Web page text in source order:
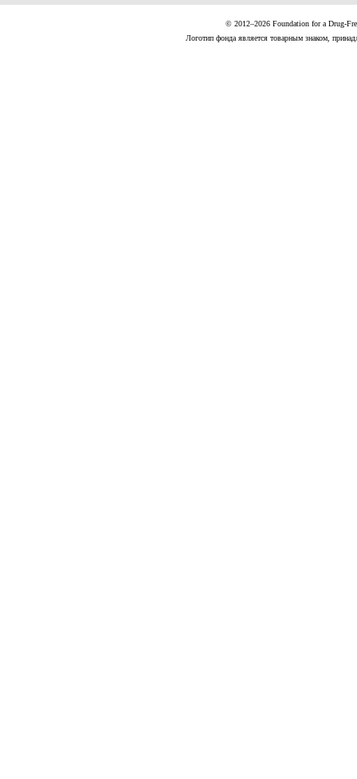
© 2012–2026 Foundation for a Drug-
Логотип фонда является товарным знаком,